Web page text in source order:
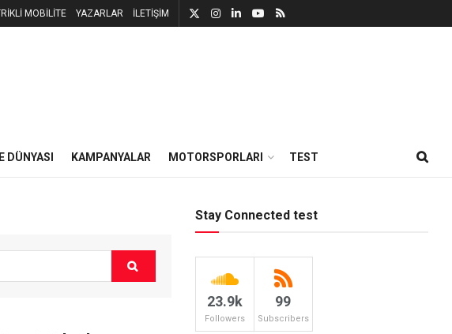
MOBİLİTE YAZARLAR İLETİŞİM
DÜNYASI KAMPANYALAR MOTORSPORLARI TEST
Stay Connected test
23.9k
Followers
99
Subscribers